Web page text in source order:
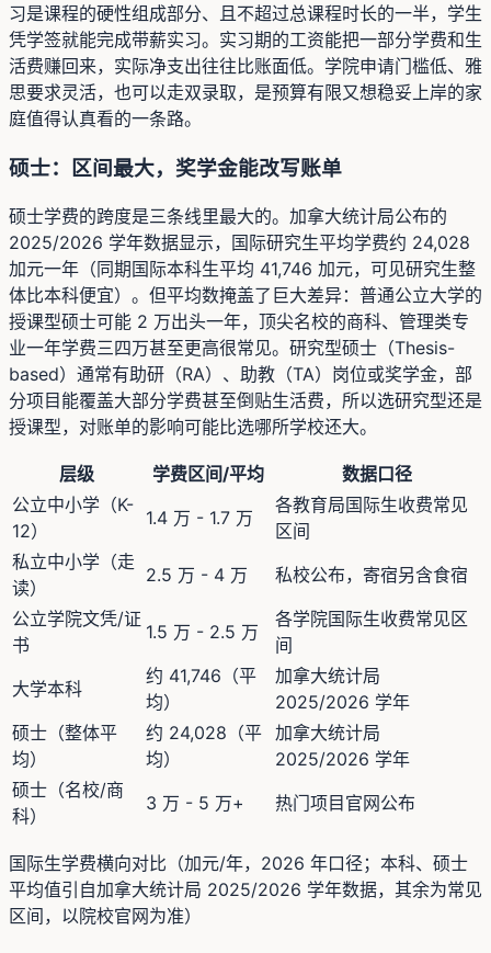
习是课程的硬性组成部分、且不超过总课程时长的一半，学生
凭学签就能完成带薪实习。实习期的工资能把一部分学费和生
活费赚回来，实际净支出往往比账面低。学院申请门槛低、雅
思要求灵活，也可以走双录取，是预算有限又想稳妥上岸的家
庭值得认真看的一条路。
硕士：区间最大，奖学金能改写账单
硕士学费的跨度是三条线里最大的。加拿大统计局公布的
2025/2026 学年数据显示，国际研究生平均学费约 24,028
加元一年（同期国际本科生平均 41,746 加元，可见研究生整
体比本科便宜）。但平均数掩盖了巨大差异：普通公立大学的
授课型硕士可能 2 万出头一年，顶尖名校的商科、管理类专
业一年学费三四万甚至更高很常见。研究型硕士（Thesis-
based）通常有助研（RA）、助教（TA）岗位或奖学金，部
分项目能覆盖大部分学费甚至倒贴生活费，所以选研究型还是
授课型，对账单的影响可能比选哪所学校还大。
层级 学费区间/平均
数据口径
公立中小学（K-
12）
1.4 万 - 1.7 万
各教育局国际生收费常见
区间
私立中小学（走
读）
2.5 万 - 4 万
私校公布，寄宿另含食宿
公立学院文凭/证
书
1.5 万 - 2.5 万
各学院国际生收费常见区
间
大学本科
约 41,746（平
均）
加拿大统计局
2025/2026 学年
硕士（整体平
均）
约 24,028（平
均）
加拿大统计局
2025/2026 学年
硕士（名校/商
科）
3 万 - 5 万+ 热门项目官网公布
国际生学费横向对比（加元/年，2026 年口径；本科、硕士
平均值引自加拿大统计局 2025/2026 学年数据，其余为常见
区间，以院校官网为准）